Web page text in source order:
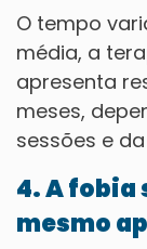
O tempo
média, a
apresenta
meses,
sessões e
4. A
mesmo